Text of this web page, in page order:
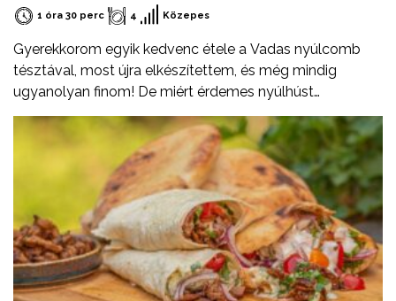
1 óra 30 perc 4 Közepes
Gyerekkorom egyik kedvenc étele a Vadas nyúlcomb
tésztával, most újra elkészítettem, és még mindig
ugyanolyan finom! De miért érdemes nyúlhúst
fogyasztani? Természetesen sovány, fehérjében
gazdag, alacsony zsírtartalmú hús. Könnyen
emészthető. Kiváló alternatíva más húsfélék helyett,
változatosan és egyszerűen elkészíthető.